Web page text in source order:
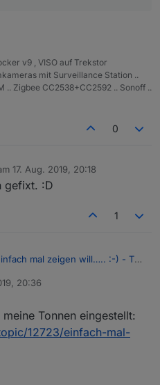
v9 , VISO auf Trekstor
mit Surveillance Station ..
Zigbee CC2538+CC2592 .. Sonoff ..
0
17. Aug. 2019, 20:18
von
gefixt. :D
1
mal zeigen will….. :-) - Teil
20:36
Tonnen eingestellt:
12723/einfach-mal-